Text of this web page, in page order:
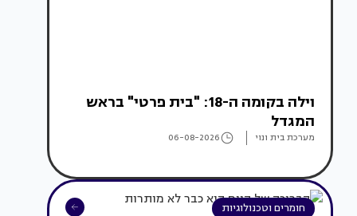
וילה בקומה ה-18: "בית פרטי" בראש
המגדל
מערכת בית ונוי 06-08-2026
חומרים וטכנולוגיות